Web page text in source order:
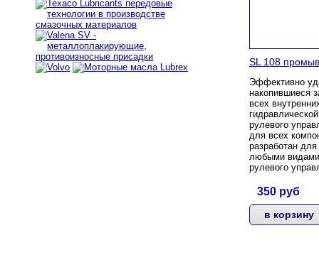
SL 108
Эффективно
накопившиеся
всех
рулевого
для всех
разработан
любыми видами
рулевого
350 руб